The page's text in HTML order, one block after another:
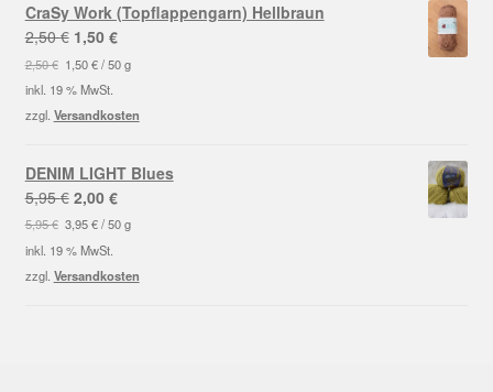
CraSy Work (Topflappengarn) Hellbraun
2,50€ Ursprünglicher
Preis
war:
2,50 €
1,50 €Aktueller
Preis
1,50 €.
2,50€ 1,50€/50 g
inkl. 19 % MwSt.
zzgl. Versandkosten
DENIM LIGHT Blues
5,95€ Ursprünglicher
Preis
war:
5,95 €
2,00 €Aktueller
Preis
2,00 €.
5,95€ 3,95€/50 g
inkl. 19 % MwSt.
zzgl. Versandkosten